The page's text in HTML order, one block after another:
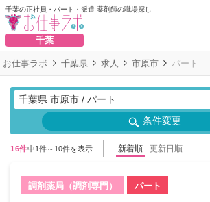
千葉の正社員・パート・派遣 薬剤師の職場探し
千葉
お仕事ラボ 千葉県 求人 市原市 パート
千葉県 市原市 / パート
条件変更
16件中1件～10件を表示 新着順 更新日順
調剤薬局（調剤専門） パート